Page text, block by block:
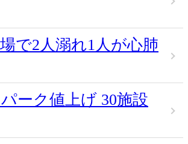
で2人溺れ1人が心肺
ーク値上げ 30施設